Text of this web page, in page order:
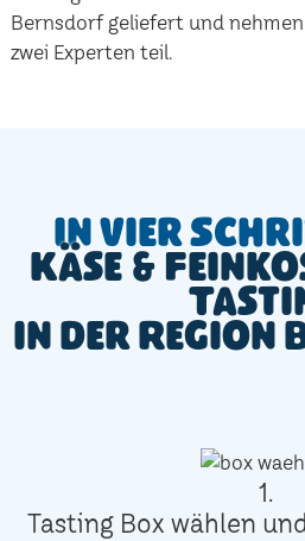
Bernsdorf geliefert und
zwei Experten teil.
In vier
Käse &
in der Region
1.
Tasting Box wählen